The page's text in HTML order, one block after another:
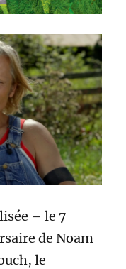
– le 7
de Noam
le